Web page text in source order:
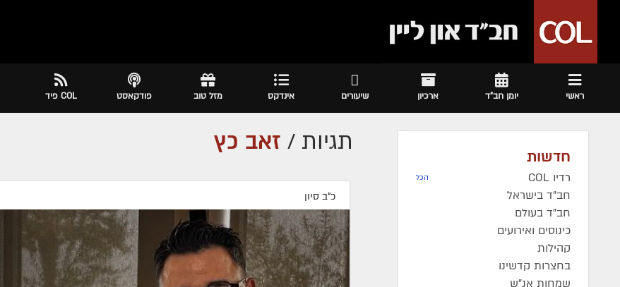
ראשי יומן חב"ד ארכיון שיעורים אינדקס מזל טוב פודקאסט COL פיד
חדשות
רדיו COL הכל
חב"ד בישראל
חב"ד בעולם
כינוסים ואירועים
קהילות
בחצרות קדשינו
שמחות אנ"ש
תגיות /זאב כץ
כ"ב סיון